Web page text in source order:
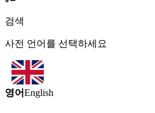
검색
사전 언어를 선택하세요
영어English